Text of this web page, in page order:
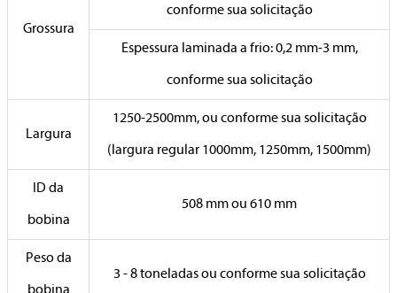
Grossura
conforme sua solicitação
Espessura laminada a frio: 0,2 mm-3 mm,
conforme sua solicitação
Largura
1250-2500mm, ou conforme sua solicitação
(largura regular 1000mm, 1250mm, 1500mm)
ID da
bobina
508 mm ou 610 mm
Peso da
bobina
3 - 8 toneladas ou conforme sua solicitação